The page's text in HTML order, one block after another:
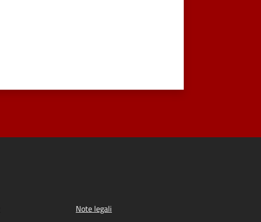
Note legali